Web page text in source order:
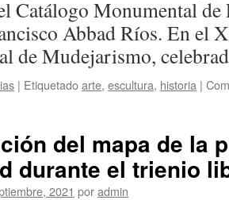
Catálogo Monumental de
Abbad Ríos. En el
de Mudejarismo,
| Etiquetadoarte, escultura, historia |
del mapa de la
durante el trienio
2021 poradmin